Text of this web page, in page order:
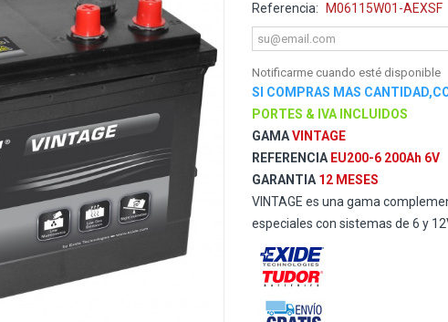
Referencia: M06115W01-AEXSF
Notificarme cuando esté disponible
SI COMPRAS MAS
PORTES & IVA INCLUIDOS
GAMAVINTAGE
REFERENCIA EU200-6 200Ah 6V
GARANTIA 12 MESES
VINTAGE es una gama
especiales con sistemas de 6 y